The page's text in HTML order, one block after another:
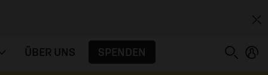
ÜBER UNS SPENDEN